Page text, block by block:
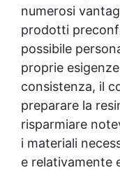
numerosi
prodotti
possibile
proprie
consistenza, il
preparare la
risparmiare
i materiali
e relativamente